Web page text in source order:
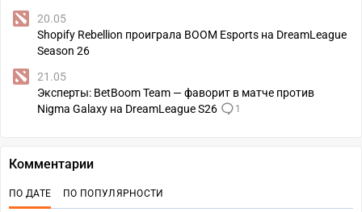
20.05
Shopify Rebellion проиграла BOOM Esports на DreamLeague
Season 26
21.05
Эксперты: BetBoom Team — фаворит в матче против
Nigma Galaxy на DreamLeague S26
1
Комментарии
ПО ДАТЕ ПО ПОПУЛЯРНОСТИ